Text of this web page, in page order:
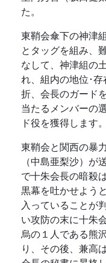
た。
東鞘会傘下の神津
とタッグを組み、
なして、神津組の
れ、組内の地位･
折、会長のガード
当たるメンバーの
ド役を獲得します。
東鞘会と関西の暴
（中島亜梨沙）が
で十朱会長の暗殺
黒幕を吐かせよう
入っていることが
い攻防の末に十朱
烏の１人である熊
り、その後、兼高